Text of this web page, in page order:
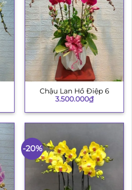
Chậu Lan Hồ Điệp 6
3.500.000₫
-20%